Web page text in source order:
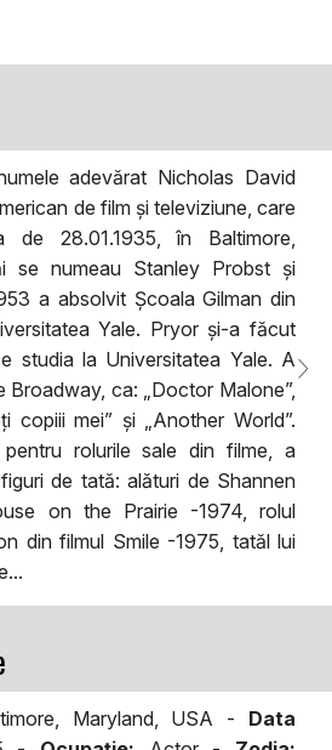
adevărat Nicholas David
de film și televiziune, care
28.01.1935, în Baltimore,
se numeau Stanley Probst și
a absolvit Școala Gilman din
Yale. Pryor și-a făcut
studia la Universitatea Yale. A
ca: „Doctor Malone”,
copiii mei” și „Another World”.
rolurile sale din filme, a
de tată: alături de Shannen
on the Prairie -1974, rolul
din filmul Smile -1975, tatăl lui
Maryland, USA - Data